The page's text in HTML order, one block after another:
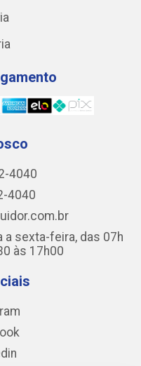
4040
4040
sexta-feira, das 07h
às 17h00